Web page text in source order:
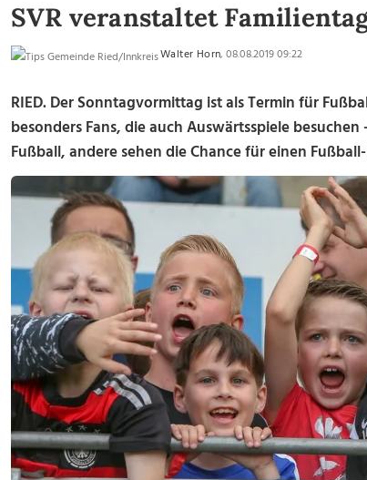
SVR veranstaltet
Walter Horn, 08.08.2019 09:22
RIED. Der Sonntagvormittag ist als Termin für
besonders Fans, die auch Auswärtsspiele
Fußball, andere sehen die Chance für einen